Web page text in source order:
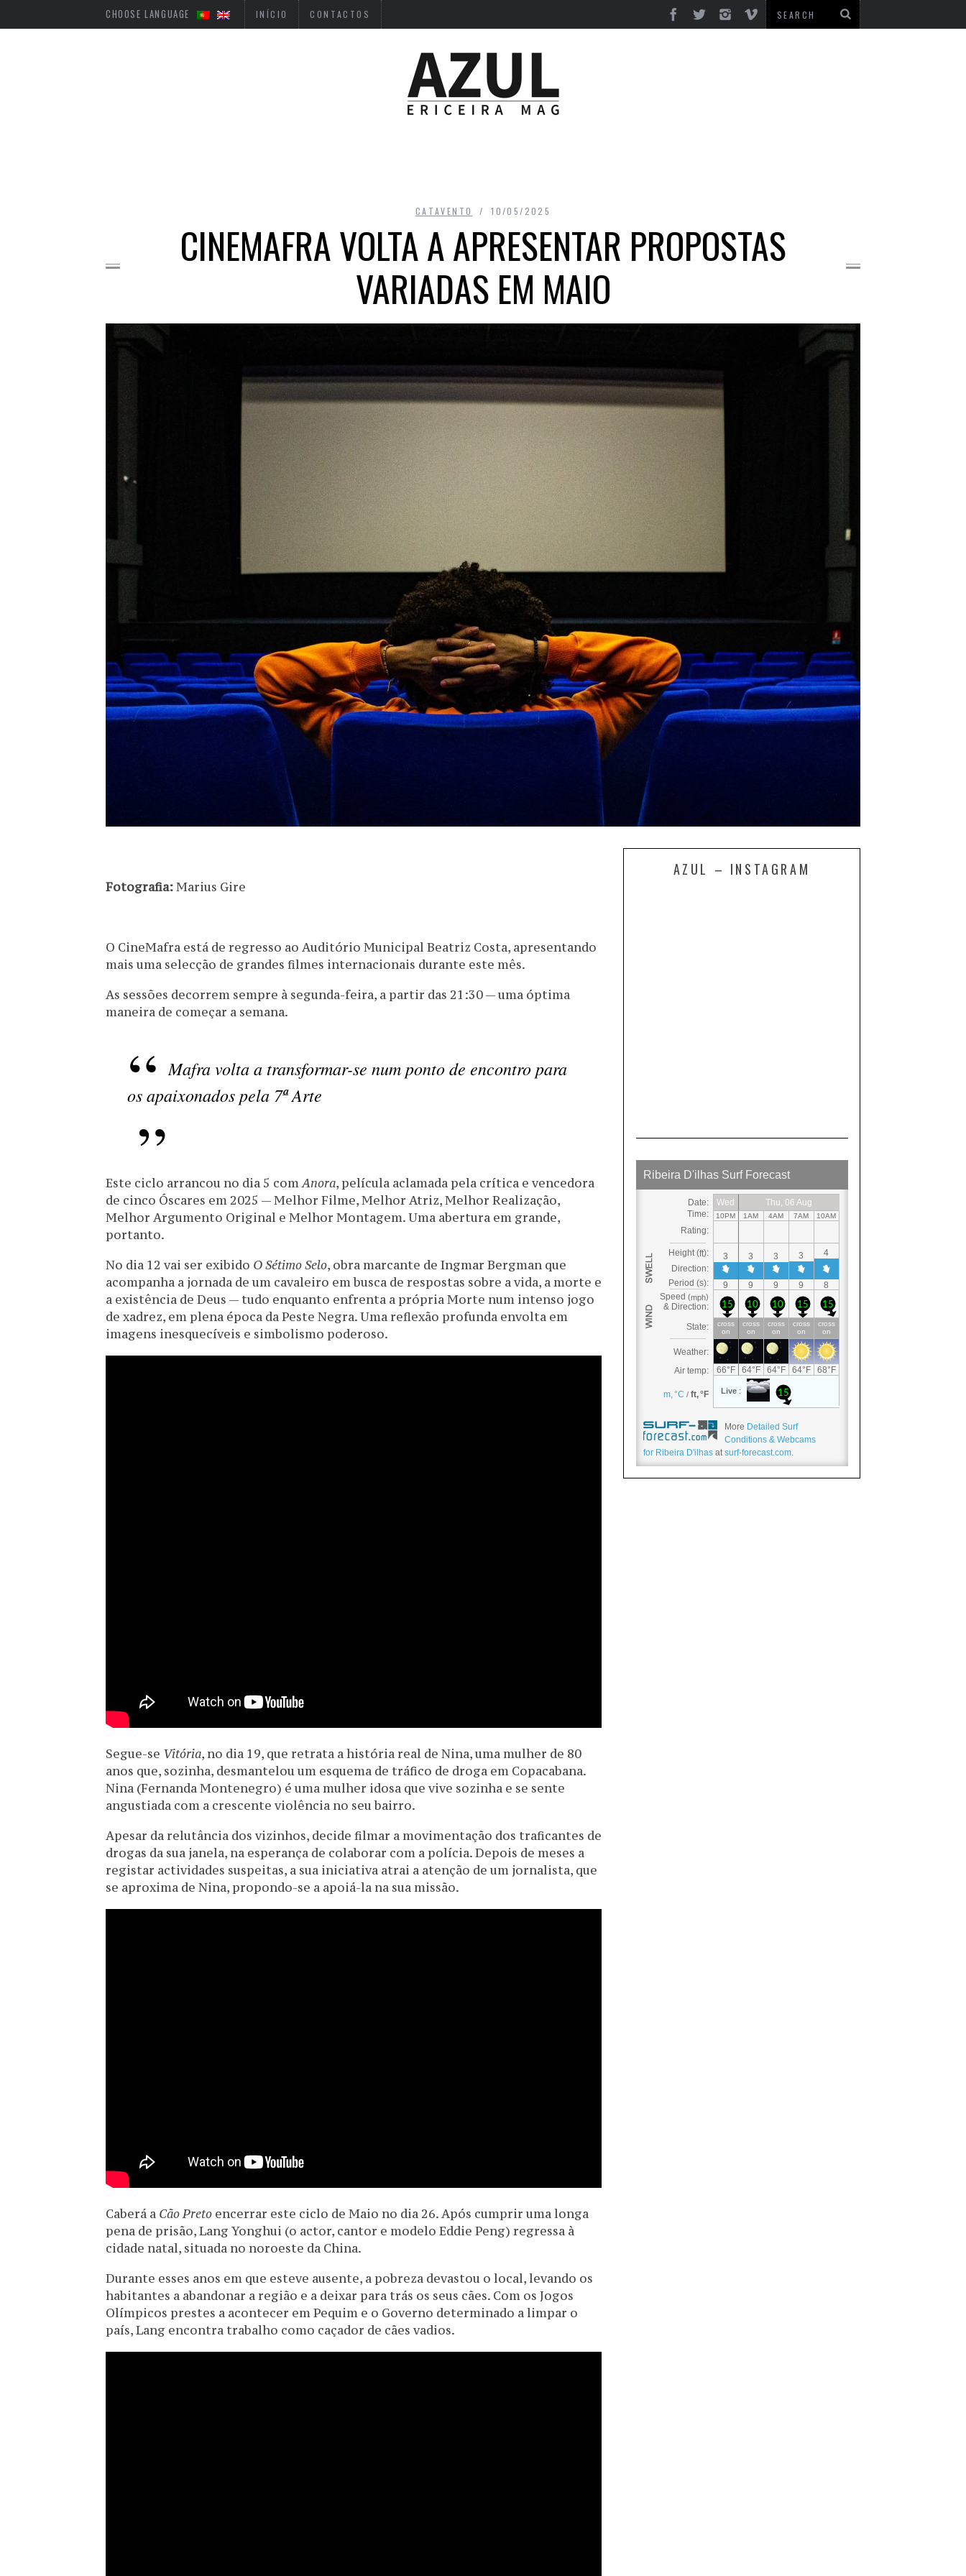
CHOOSE LANGUAGE INÍCIO CONTACTOS
CATAVENTO 10/05/2025
CINEMAFRA VOLTA A APRESENTAR PROPOSTAS
VARIADAS EM MAIO
Fotografia:Marius Gire
O CineMafra está de regresso ao Auditório Municipal Beatriz Costa, apresentando
mais uma selecção de grandes filmes internacionais durante este mês.
As sessões decorrem sempre à segunda-feira, a partir das 21:30 — uma óptima
maneira de começar a semana.
Mafra volta a transformar-se num ponto de encontro para
os apaixonados pela 7ª Arte
Este ciclo arrancou no dia 5 comAnora, película aclamada pela crítica e vencedora
de cinco Óscares em 2025 — Melhor Filme, Melhor Atriz, Melhor Realização,
Melhor Argumento Original e Melhor Montagem. Uma abertura em grande,
portanto.
No dia 12 vai ser exibido O Sétimo Selo, obra marcante de Ingmar Bergman que
acompanha a jornada de um cavaleiro em busca de respostas sobre a vida, a morte e
a existência de Deus — tudo enquanto enfrenta a própria Morte num intenso jogo
de xadrez, em plena época da Peste Negra. Uma reflexão profunda envolta em
imagens inesquecíveis e simbolismo poderoso.
Segue-se Vitória, no dia 19, que retrata a história real de Nina, uma mulher de 80
anos que, sozinha, desmantelou um esquema de tráfico de droga em Copacabana.
Nina (Fernanda Montenegro) é uma mulher idosa que vive sozinha e se sente
angustiada com a crescente violência no seu bairro.
Apesar da relutância dos vizinhos, decide filmar a movimentação dos traficantes de
drogas da sua janela, na esperança de colaborar com a polícia. Depois de meses a
registar actividades suspeitas, a sua iniciativa atrai a atenção de um jornalista, que
se aproxima de Nina, propondo-se a apoiá-la na sua missão.
Caberá a Cão Preto encerrar este ciclo de Maio no dia 26. Após cumprir uma longa
pena de prisão, Lang Yonghui (o actor, cantor e modelo Eddie Peng) regressa à
cidade natal, situada no noroeste da China.
Durante esses anos em que esteve ausente, a pobreza devastou o local, levando os
habitantes a abandonar a região e a deixar para trás os seus cães. Com os Jogos
Olímpicos prestes a acontecer em Pequim e o Governo determinado a limpar o
país, Lang encontra trabalho como caçador de cães vadios.
AZUL – INSTAGRAM
More Detailed Surf
Conditions & Webcams
for Ribeira D'ilhas at surf-forecast.com.